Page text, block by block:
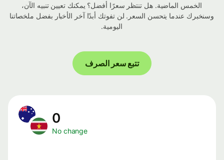
الخمس الماضية. هل تنتظر سعرًا أفضل؟ يمكنك تعيين تنبيه الآن،
وسنخبرك عندما يتحسن السعر. لن تفوتك أبدًا آخر الأخبار بفضل ملخصاتنا
اليومية.
تتبع سعر الصرف
No change